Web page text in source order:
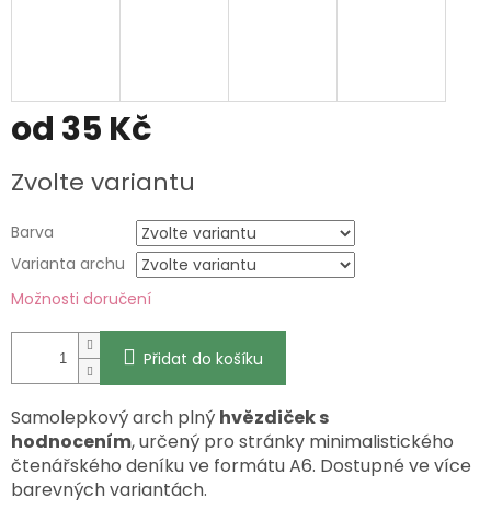
od 35 Kč
cena:
Zvolte variantu
Barva
Varianta archu
Možnosti doručení
Přidat do košíku
Samolepkový arch plný hvězdiček s
hodnocením,určený pro stránky minimalistického
čtenářského deníku ve formátu A6. Dostupné ve více
barevných variantách.